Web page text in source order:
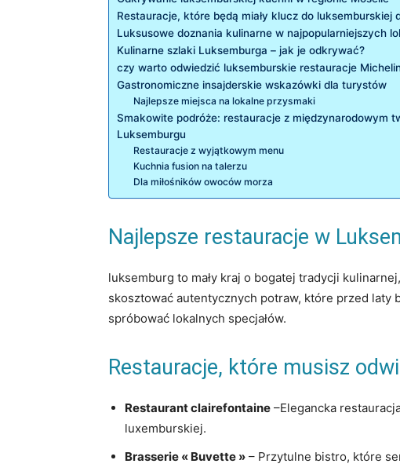
Restauracje, które będą miały klucz do ‍luksemburskiej⁣
Luksusowe doznania kulinarne w najpopularniejszych
Kulinarne szlaki Luksemburga – jak je⁢ odkrywać?
czy warto ‌odwiedzić luksemburskie restauracje
Gastronomiczne insajderskie wskazówki​ dla turystów
Najlepsze miejsca na lokalne przysmaki
Smakowite podróże: ‌restauracje z międzynarodowym
Luksemburgu
Restauracje z wyjątkowym menu
Kuchnia fusion ‍na talerzu
Dla miłośników ⁢owoców morza
Najlepsze ⁢restauracje w
luksemburg to mały kraj ​o ​bogatej tradycji
skosztować autentycznych potraw, które‍ przed
spróbować lokalnych specjałów.
Restauracje, które ⁢musisz
Restaurant clairefontaine –Elegancka
luxemburskiej.
Brasserie « Buvette » – Przytulne ⁤bistro, ​które